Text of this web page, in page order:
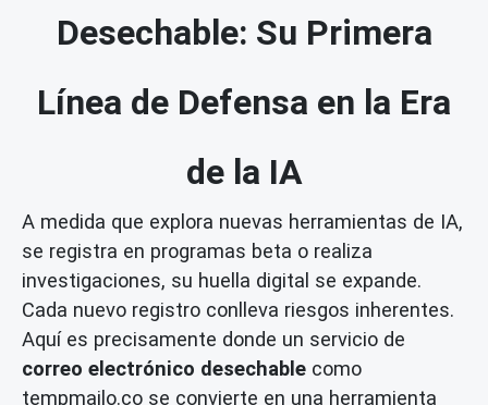
Desechable: Su Primera
Línea de Defensa en la Era
de la IA
A medida que explora nuevas herramientas de IA,
se registra en programas beta o realiza
investigaciones, su huella digital se expande.
Cada nuevo registro conlleva riesgos inherentes.
Aquí es precisamente donde un servicio de
correo electrónico desechable como
tempmailo.co se convierte en una herramienta